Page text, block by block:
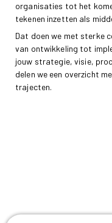
organisaties tot het
tekenen inzetten als
Dat doen we met sterke
van ontwikkeling tot
jouw strategie, visie,
delen we een overzicht
trajecten.